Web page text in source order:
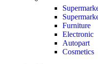
Furniture
Electronic
Autopart
Cosmetics